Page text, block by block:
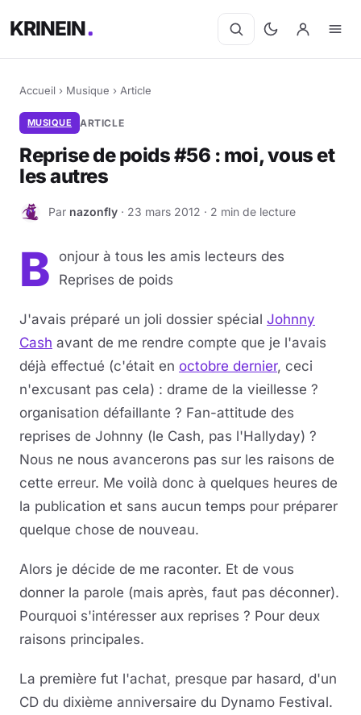
KRINEIN
Accueil › Musique › Article
MUSIQUE ARTICLE
Reprise de poids #56 : moi, vous et
les autres
N Par nazonfly · 23 mars 2012 · 2 min de lecture
B
onjour à tous les amis lecteurs des
Reprises de poids
J'avais préparé un joli dossier spécial Johnny
Cash avant de me rendre compte que je l'avais
déjà effectué (c'était en octobre dernier, ceci
n'excusant pas cela) : drame de la vieillesse ?
organisation défaillante ? Fan-attitude des
reprises de Johnny (le Cash, pas l'Hallyday) ?
Nous ne nous avancerons pas sur les raisons de
cette erreur. Me voilà donc à quelques heures de
la publication et sans aucun temps pour préparer
quelque chose de nouveau.
Alors je décide de me raconter. Et de vous
donner la parole (mais après, faut pas déconner).
Pourquoi s'intéresser aux reprises ? Pour deux
raisons principales.
La première fut l'achat, presque par hasard, d'un
CD du dixième anniversaire du Dynamo Festival.